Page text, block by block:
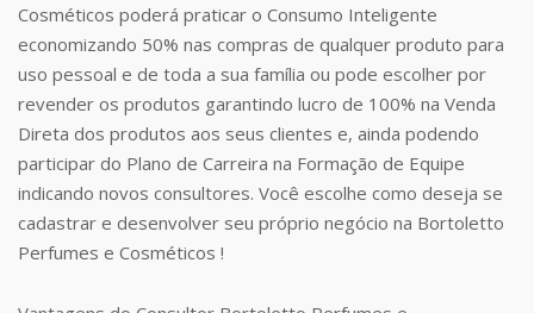
Cosméticos poderá praticar o Consumo Inteligente
economizando 50% nas compras de qualquer produto para
uso pessoal e de toda a sua família ou pode escolher por
revender os produtos garantindo lucro de 100% na Venda
Direta dos produtos aos seus clientes e, ainda podendo
participar do Plano de Carreira na Formação de Equipe
indicando novos consultores. Você escolhe como deseja se
cadastrar e desenvolver seu próprio negócio na Bortoletto
Perfumes e Cosméticos !